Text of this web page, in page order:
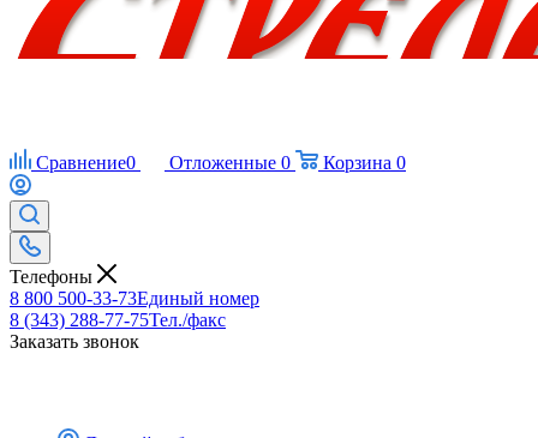
Сравнение0 Отложенные 0 Корзина 0
Телефоны
8 800 500-33-73Единый номер
8 (343) 288-77-75Тел./факс
Заказать звонок